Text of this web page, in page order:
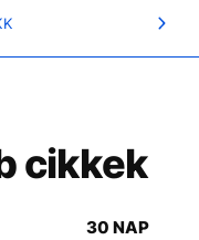
cikkek
30 NAP